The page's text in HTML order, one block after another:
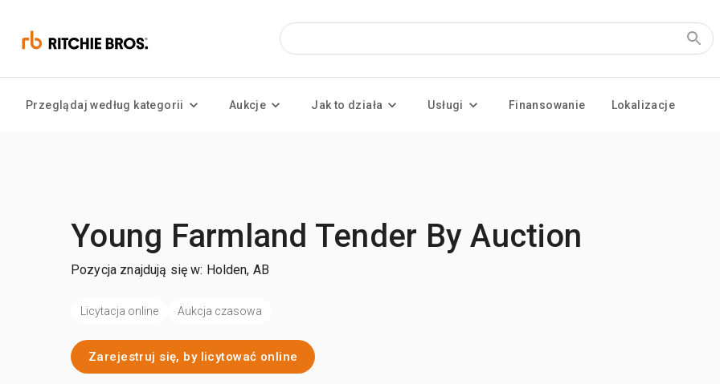
Przeglądaj według kategorii Aukcje Jak to działa Usługi Finansowanie Lokalizacje
Young Farmland Tender By Auction
Pozycja znajdują się w: Holden, AB
Licytacja online Aukcja czasowa
Zarejestruj się, by licytować online